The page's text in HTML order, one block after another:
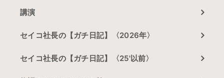
講演
セイコ社長の【ガチ日記】〈2026年〉
セイコ社長の【ガチ日記】〈25'以前〉